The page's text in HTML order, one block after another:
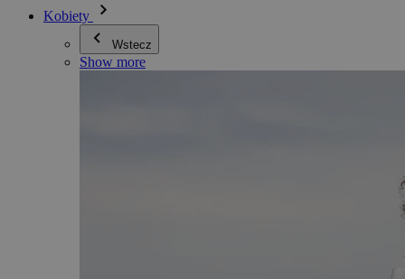
Kobiety
Wstecz
Show more